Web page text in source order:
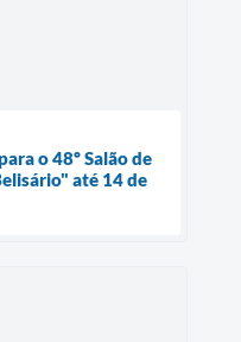
o 48º Salão de
até 14 de